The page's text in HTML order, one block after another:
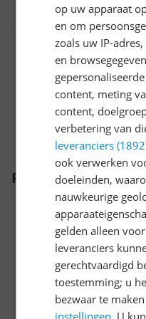
4711636311892
op uw apparaat
en om
zoals uw IP-
en
content, meting
content,
verbetering van
leveranciers
ook verwerken
doeleinden,
nauwkeurige
gelden alleen
leveranciers
gerechtvaardigd
toestemming; u
bezwaar te
instellingen. U